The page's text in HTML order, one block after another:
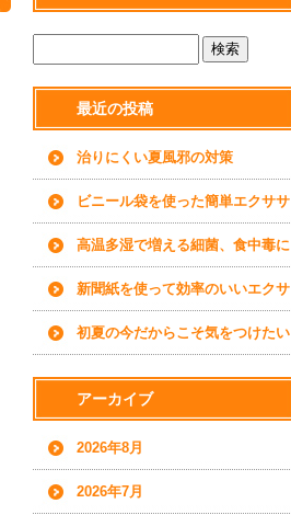
最近の投稿
治りにくい夏風邪の対策
ビニール袋を使った簡単エクササ
イズ
高温多湿で増える細菌、食中毒に
ご用心
新聞紙を使って効率のいいエクサ
サイズを
初夏の今だからこそ気をつけたい
水分補給について
アーカイブ
2026年8月
2026年7月